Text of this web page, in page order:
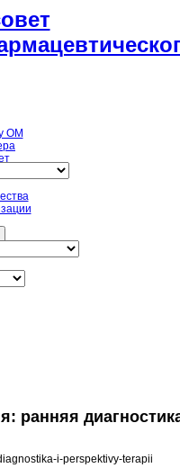
ОМ
для НМО
i-perspektivy-terapii